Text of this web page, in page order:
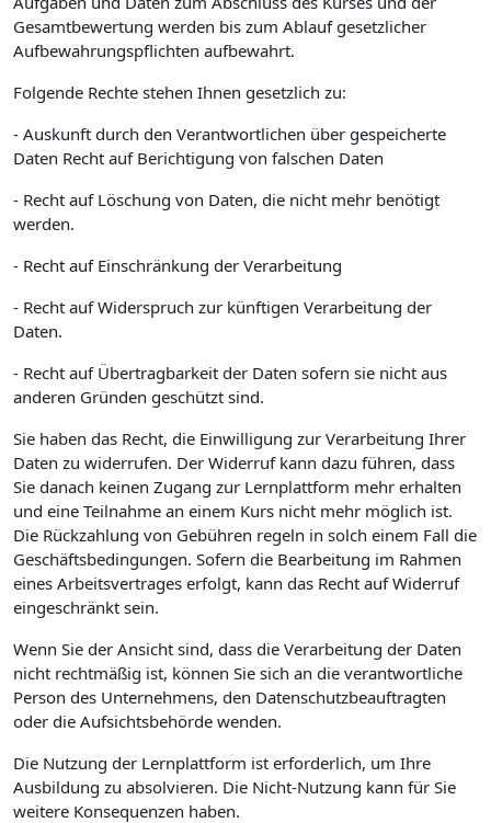
Gesamtbewertung werden bis zum Ablauf gesetzlicher
Aufbewahrungspflichten aufbewahrt.
Folgende Rechte stehen Ihnen gesetzlich zu:
- Auskunft durch den Verantwortlichen über gespeicherte
Daten Recht auf Berichtigung von falschen Daten
- Recht auf Löschung von Daten, die nicht mehr benötigt
werden.
- Recht auf Einschränkung der Verarbeitung
- Recht auf Widerspruch zur künftigen Verarbeitung der
Daten.
- Recht auf Übertragbarkeit der Daten sofern sie nicht aus
anderen Gründen geschützt sind.
Sie haben das Recht, die Einwilligung zur Verarbeitung Ihrer
Daten zu widerrufen. Der Widerruf kann dazu führen, dass
Sie danach keinen Zugang zur Lernplattform mehr erhalten
und eine Teilnahme an einem Kurs nicht mehr möglich ist.
Die Rückzahlung von Gebühren regeln in solch einem Fall die
Geschäftsbedingungen. Sofern die Bearbeitung im Rahmen
eines Arbeitsvertrages erfolgt, kann das Recht auf Widerruf
eingeschränkt sein.
Wenn Sie der Ansicht sind, dass die Verarbeitung der Daten
nicht rechtmäßig ist, können Sie sich an die verantwortliche
Person des Unternehmens, den Datenschutzbeauftragten
oder die Aufsichtsbehörde wenden.
Die Nutzung der Lernplattform ist erforderlich, um Ihre
Ausbildung zu absolvieren. Die Nicht-Nutzung kann für Sie
weitere Konsequenzen haben.